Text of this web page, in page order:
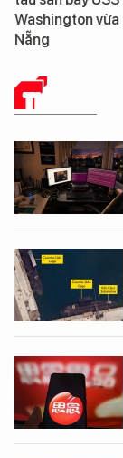
Washington
Nẵng
THẾ GIỚI